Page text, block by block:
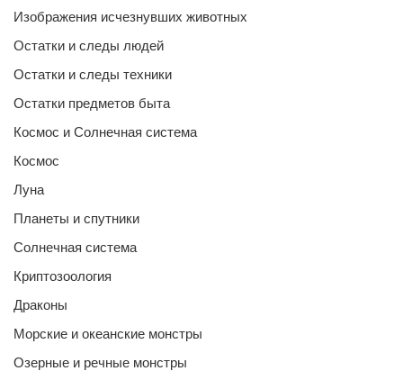
Изображения исчезнувших животных
Остатки и следы людей
Остатки и следы техники
Остатки предметов быта
Космос и Солнечная система
Космос
Луна
Планеты и спутники
Солнечная система
Криптозоология
Драконы
Морские и океанские монстры
Озерные и речные монстры